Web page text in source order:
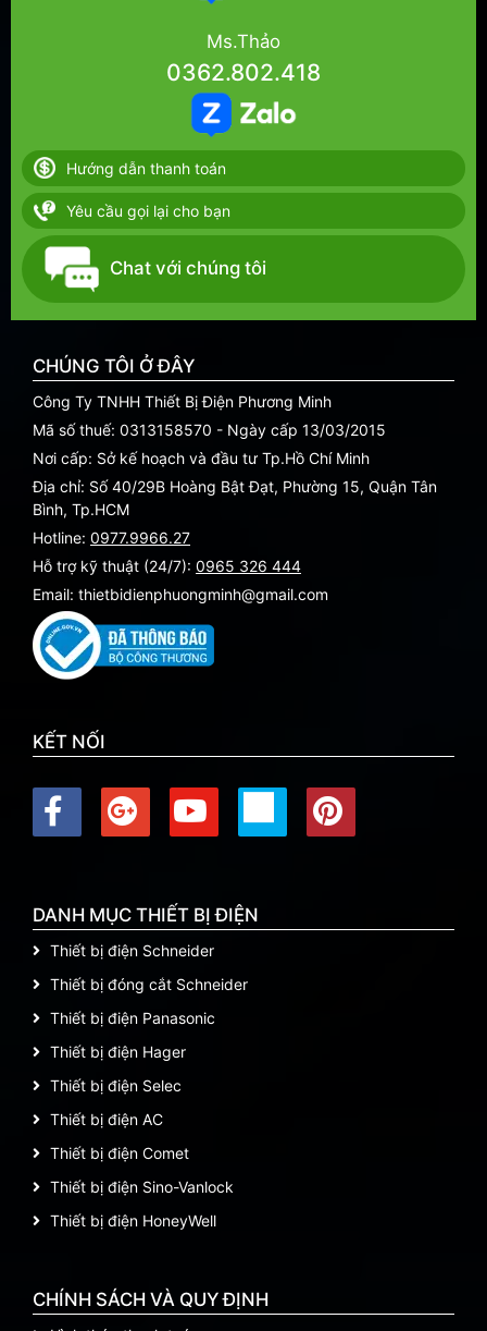
Ms.Thảo
0362.802.418
Hướng dẫn thanh toán
Yêu cầu gọi lại cho bạn
Chat với chúng tôi
CHÚNG TÔI Ở ĐÂY
Công Ty TNHH Thiết Bị Điện Phương Minh
Mã số thuế: 0313158570 - Ngày cấp 13/03/2015
Nơi cấp: Sở kế hoạch và đầu tư Tp.Hồ Chí Minh
Địa chỉ: Số 40/29B Hoàng Bật Đạt, Phường 15, Quận Tân
Bình, Tp.HCM
Hotline: 0977.9966.27
Hỗ trợ kỹ thuật (24/7): 0965 326 444
Email: thietbidienphuongminh@gmail.com
KẾT NỐI
DANH MỤC THIẾT BỊ ĐIỆN
Thiết bị điện Schneider
Thiết bị đóng cắt Schneider
Thiết bị điện Panasonic
Thiết bị điện Hager
Thiết bị điện Selec
Thiết bị điện AC
Thiết bị điện Comet
Thiết bị điện Sino-Vanlock
Thiết bị điện HoneyWell
CHÍNH SÁCH VÀ QUY ĐỊNH